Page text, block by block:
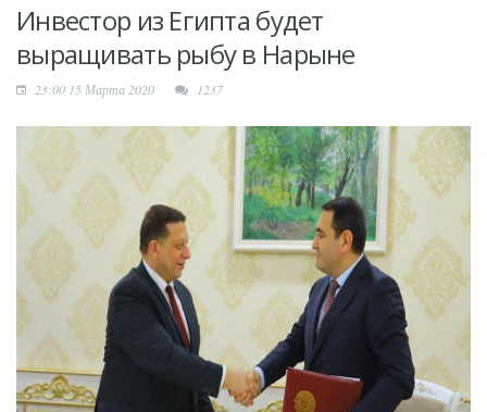
Вопросы жителей - на
личном контроле
Звучание народной
Инвестор из Египта будет
выращивать рыбу в Нарыне
23:00 15 Марта 2020 1237